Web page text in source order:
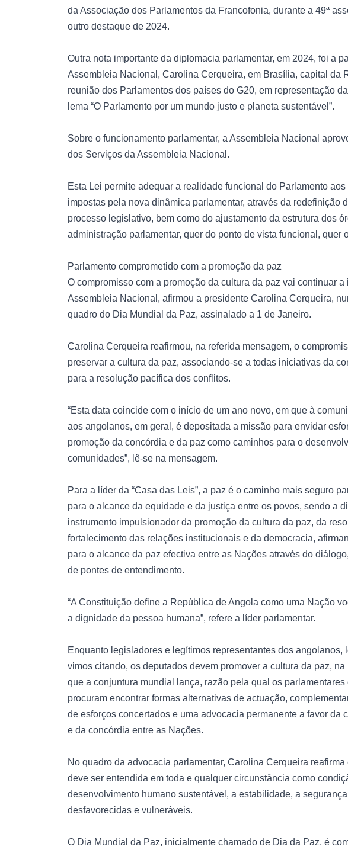
da Associação dos Parlamentos da Francofonia, durante a 49ª
outro destaque de 2024.
Outra nota importante da diplomacia parlamentar, em 2024, foi a
Assembleia Nacional, Carolina Cerqueira, em Brasília, capital da
reunião dos Parlamentos dos países do G20, em representação
lema “O Parlamento por um mundo justo e planeta sustentável”.
Sobre o funcionamento parlamentar, a Assembleia Nacional
dos Serviços da Assembleia Nacional.
Esta Lei permite adequar a realidade funcional do Parlamento
impostas pela nova dinâmica parlamentar, através da redefinição
processo legislativo, bem como do ajustamento da estrutura dos
administração parlamentar, quer do ponto de vista funcional, quer
Parlamento comprometido com a promoção da paz
O compromisso com a promoção da cultura da paz vai continuar
Assembleia Nacional, afirmou a presidente Carolina Cerqueira,
quadro do Dia Mundial da Paz, assinalado a 1 de Janeiro.
Carolina Cerqueira reafirmou, na referida mensagem, o
preservar a cultura da paz, associando-se a todas iniciativas da
para a resolução pacífica dos conflitos.
“Esta data coincide com o início de um ano novo, em que à
aos angolanos, em geral, é depositada a missão para envidar
promoção da concórdia e da paz como caminhos para o
comunidades”, lê-se na mensagem.
Para a líder da “Casa das Leis”, a paz é o caminho mais seguro
para o alcance da equidade e da justiça entre os povos, sendo a
instrumento impulsionador da promoção da cultura da paz, da
fortalecimento das relações institucionais e da democracia,
para o alcance da paz efectiva entre as Nações através do
de pontes de entendimento.
“A Constituição define a República de Angola como uma Nação
a dignidade da pessoa humana”, refere a líder parlamentar.
Enquanto legisladores e legítimos representantes dos angolanos,
vimos citando, os deputados devem promover a cultura da paz,
que a conjuntura mundial lança, razão pela qual os
procuram encontrar formas alternativas de actuação,
de esforços concertados e uma advocacia permanente a favor da
e da concórdia entre as Nações.
No quadro da advocacia parlamentar, Carolina Cerqueira
deve ser entendida em toda e qualquer circunstância como
desenvolvimento humano sustentável, a estabilidade, a
desfavorecidas e vulneráveis.
O Dia Mundial da Paz, inicialmente chamado de Dia da Paz, é